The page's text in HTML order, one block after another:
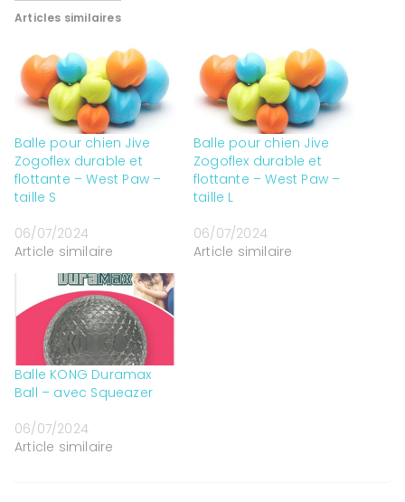
Articles similaires
Balle pour chien Jive
Zogoflex durable et
flottante – West Paw –
taille S
06/07/2024
Article similaire
Balle pour chien Jive
Zogoflex durable et
flottante – West Paw –
taille L
06/07/2024
Article similaire
Balle KONG Duramax
Ball – avec Squeazer
06/07/2024
Article similaire